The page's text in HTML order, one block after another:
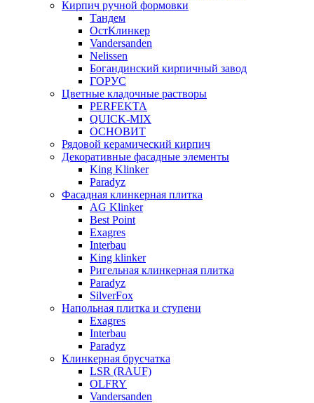
Кирпич ручной формовки
Тандем
ОстКлинкер
Vandersanden
Nelissen
Богандинский кирпичный завод
ГОРУС
Цветные кладочные растворы
PERFEKTA
QUICK-MIX
ОСНОВИТ
Рядовой керамический кирпич
Декоративные фасадные элементы
King Klinker
Paradyz
Фасадная клинкерная плитка
AG Klinker
Best Point
Exagres
Interbau
King klinker
Ригельная клинкерная плитка
Paradyz
SilverFox
Напольная плитка и ступени
Exagres
Interbau
Paradyz
Клинкерная брусчатка
LSR (RAUF)
OLFRY
Vandersanden